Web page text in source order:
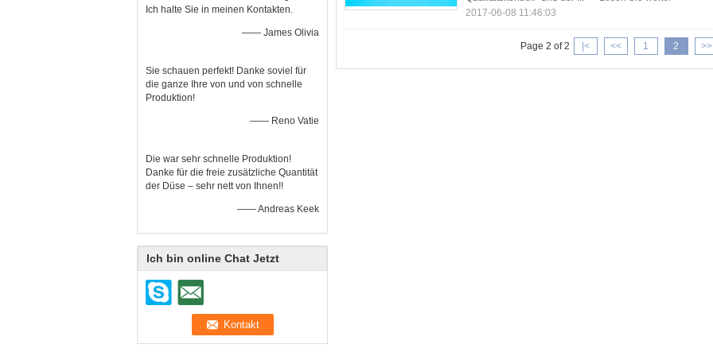
Ich halte Sie in meinen Kontakten.
—— James Olivia
Sie schauen perfekt! Danke soviel für
die ganze Ihre von und von schnelle
Produktion!
—— Reno Vatie
Die war sehr schnelle Produktion!
Danke für die freie zusätzliche Quantität
der Düse – sehr nett von Ihnen!!
—— Andreas Keek
Ich bin online Chat Jetzt
2017-06-08 11:46:03
Page 2 of 2 |< << 1 2 >>